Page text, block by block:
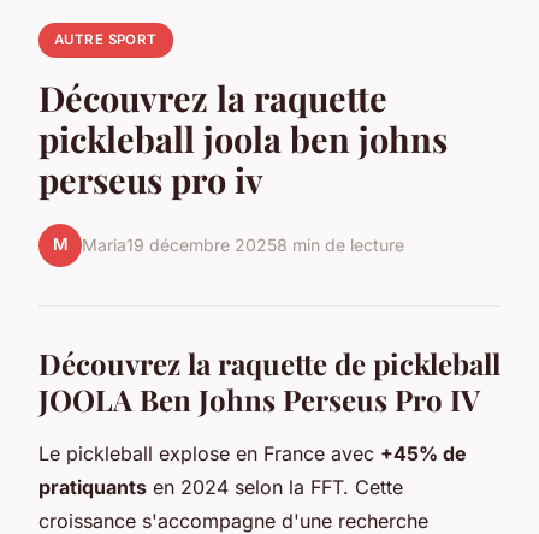
AUTRE SPORT
Découvrez la raquette
pickleball joola ben johns
perseus pro iv
M Maria19 décembre 20258 min de lecture
Découvrez la raquette de pickleball
JOOLA Ben Johns Perseus Pro IV
Le pickleball explose en France avec +45% de
pratiquants en 2024 selon la FFT. Cette
croissance s'accompagne d'une recherche